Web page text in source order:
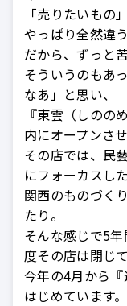
「売りたいもの
やっぱり全然違う
だから、ずっと
そういうのもあ
なあ」と思い、
『東雲（しのの
内にオープンさ
その店では、民
にフォーカスした
関西のものづく
たり。
そんな感じで5
度その店は閉じて
今年の4月から
はじめています。